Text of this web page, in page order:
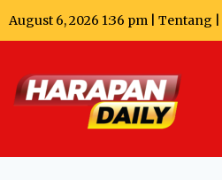
August 6, 2026 1:36 pm | Tentang